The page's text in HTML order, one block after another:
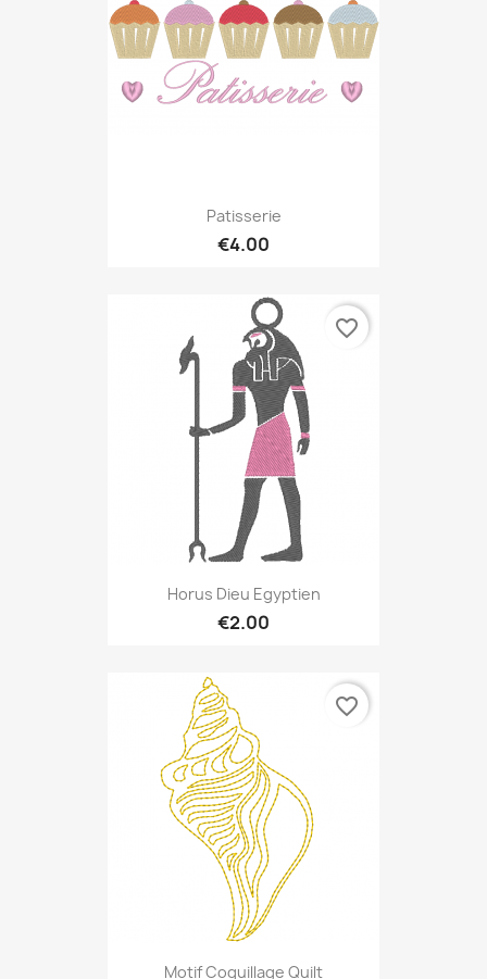
Patisserie
€4.00
Horus Dieu Egyptien
€2.00
favorite_border
Motif Coquillage Quilt
favorite_border